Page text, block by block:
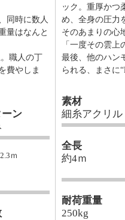
同時に数人
量はなんと
職人の丁
費やしま
ン
ｍ
ック。重厚かつ
め、全身の圧力
そのあまりの心
「一度その雲
最後、他のハン
られる、まさに
素材
細糸アクリル
全長
約4ｍ
耐荷重量
250kg